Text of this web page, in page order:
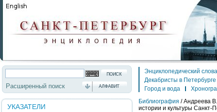
Расширенный поиск АЛФАВИТ
УКАЗАТЕЛИ
Энциклопедический
Декабристы в Петербурге
Город и вода
Библиография / Андреева
истории и культуры